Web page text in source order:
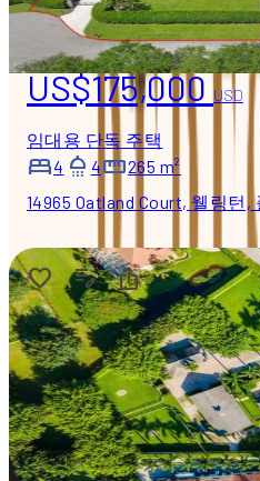
US$175,000USD
임대용 단독 주택
4
4
265 m²
14965 Oatland Court, 웰링턴,